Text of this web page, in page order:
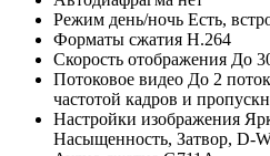
Режим день/ночь Есть,
Форматы сжатия H.264
Скорость отображения До
Потоковое видео До 2
частотой кадров и
Настройки изображения
Насыщенность, Затвор, D-